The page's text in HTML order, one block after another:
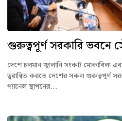
গুরুত্বপূর্ণ সরকারি ভবনে
দেশে চলমান জ্বালানি সংকট মোকাবিলা
ত্বরান্বিত করতে দেশের সকল গুরুত্বপূর্ণ
প্যানেল স্থাপনের...